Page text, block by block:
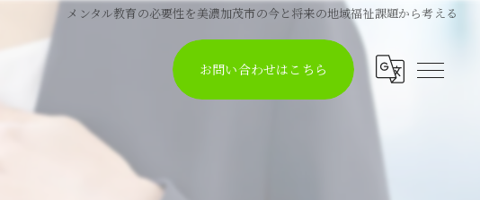
メンタル教育の必要性を美濃加茂市の今と将来の地域福祉課題から考える
お問い合わせはこちら